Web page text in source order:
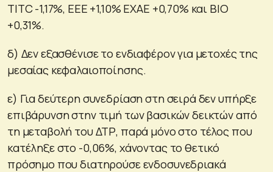
ΤΙΤC -1,17%, EEE +1,10% ΕΧΑΕ +0,70% και ΒΙΟ
+0,31%.
δ) Δεν εξασθένισε το ενδιαφέρον για μετοχές της
μεσαίας κεφαλαιοποίησης.
ε) Για δεύτερη συνεδρίαση στη σειρά δεν υπήρξε
επιβάρυνση στην τιμή των βασικών δεικτών από
τη μεταβολή του ΔΤΡ, παρά μόνο στο τέλος που
κατέληξε στο -0,06%, χάνοντας το θετικό
πρόσημο που διατηρούσε ενδοσυνεδριακά